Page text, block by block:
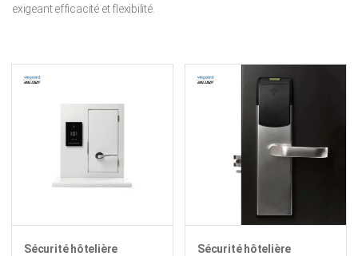
exigeant efficacité et flexibilité.
Sécurité hôtelière Sécurité hôtelière